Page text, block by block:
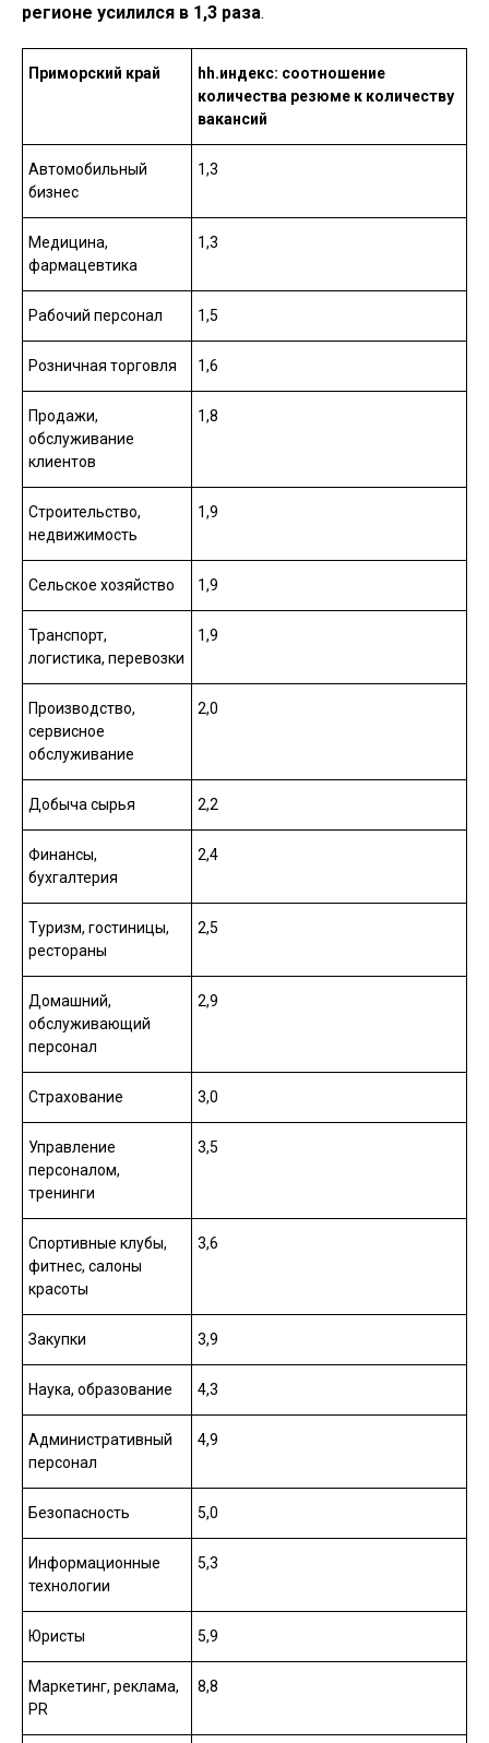
регионе усилился в 1,3 раза.
Приморский край
hh.индекс: соотношение
количества резюме к количеству
вакансий
Автомобильный
бизнес
1,3
Медицина,
фармацевтика
1,3
Рабочий персонал 1,5
Розничная торговля 1,6
Продажи,
обслуживание
клиентов
1,8
Строительство,
недвижимость
1,9
Сельское хозяйство 1,9
Транспорт,
логистика, перевозки
1,9
Производство,
сервисное
обслуживание
2,0
Добыча сырья 2,2
Финансы,
бухгалтерия
2,4
Туризм, гостиницы,
рестораны
2,5
Домашний,
обслуживающий
персонал
2,9
Страхование 3,0
Управление
персоналом,
тренинги
3,5
Спортивные клубы,
фитнес, салоны
красоты
3,6
Закупки 3,9
Наука, образование 4,3
Административный
персонал
4,9
Безопасность 5,0
Информационные
технологии
5,3
Юристы 5,9
Маркетинг, реклама,
PR
8,8